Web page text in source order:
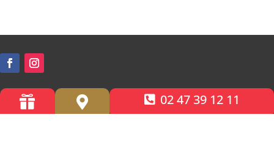
Accessibilité PMR
  02 47 39 12 11